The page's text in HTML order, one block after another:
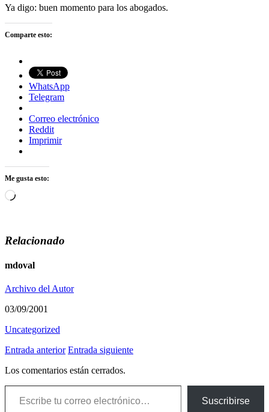
Ya digo: buen momento para los abogados.
Comparte esto:
WhatsApp
Telegram
Correo electrónico
Reddit
Imprimir
Me gusta esto:
Cargando...
Relacionado
mdoval
Archivo del Autor
03/09/2001
Uncategorized
Entrada anterior Entrada siguiente
Los comentarios están cerrados.
Escribe tu correo electrónico…
Suscribirse